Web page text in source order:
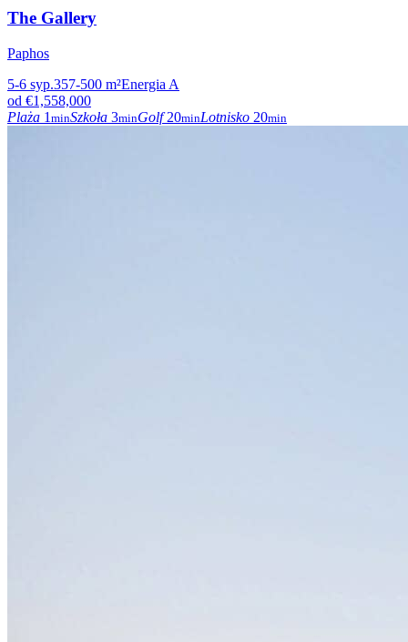
The Gallery
Paphos
5-6 syp.357-500 m²Energia A
od €1,558,000
Plaża 1 minSzkoła 3minGolf 20minLotnisko 20min